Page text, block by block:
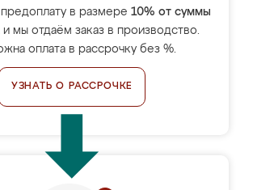
в размере 10% от суммы
и мы отдаём заказ в производство.
оплата в рассрочку без %.
УЗНАТЬ О РАССРОЧКЕ